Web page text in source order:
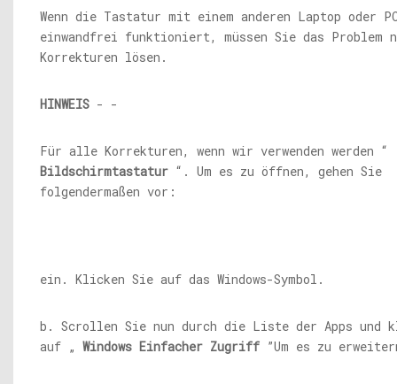
Wenn die Tastatur mit einem anderen Laptop oder
einwandfrei funktioniert, müssen Sie das Problem
Korrekturen lösen.
HINWEIS - -
Für alle Korrekturen, wenn wir verwenden werden “
Bildschirmtastatur “. Um es zu öffnen, gehen Sie
folgendermaßen vor:
ein. Klicken Sie auf das Windows-Symbol.
b. Scrollen Sie nun durch die Liste der Apps und
auf „ Windows Einfacher Zugriff ”Um es zu